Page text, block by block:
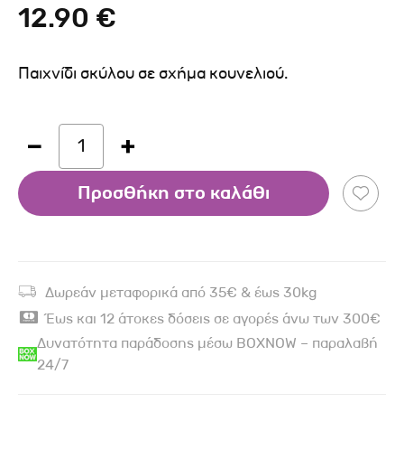
12.90 €
Παιχνίδι σκύλου σε σχήμα κουνελιού.
1
Προσθήκη στο καλάθι
Δωρεάν μεταφορικά από 35€ & έως 30kg
Έως και 12 άτοκες δόσεις σε αγορές άνω των 300€
Δυνατότητα παράδοσης μέσω BOXNOW – παραλαβή
24/7